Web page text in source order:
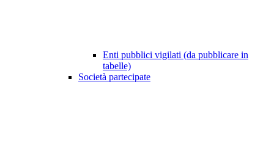
Enti pubblici vigilati (da pubblicare in
tabelle)
Società partecipate